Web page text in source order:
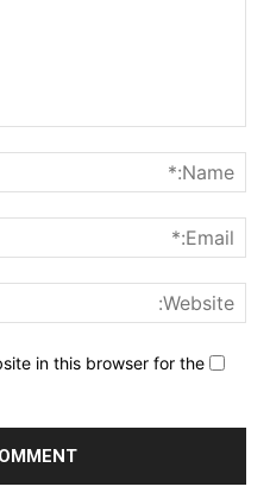
in this browser for the